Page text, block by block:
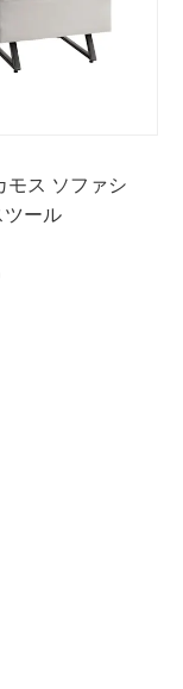
モス ソファシ
ツール